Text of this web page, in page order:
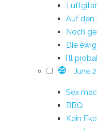
Auf den
Noch
Die
i'll
25 June
Sex
BBQ
Kein